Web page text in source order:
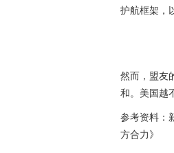
护航框架，
然而，盟友
和。美国越
参考资料：
方合力》